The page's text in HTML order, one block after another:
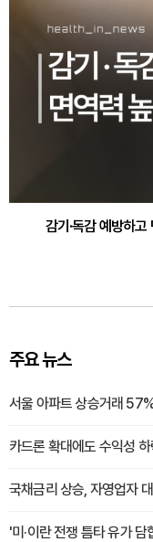
감기·독감 예방하
주요 뉴스
서울 아파트 상승거래
카드론 확대에도 수익성
국채금리 상승, 자영업자
'미·이란 전쟁 틈타 유가